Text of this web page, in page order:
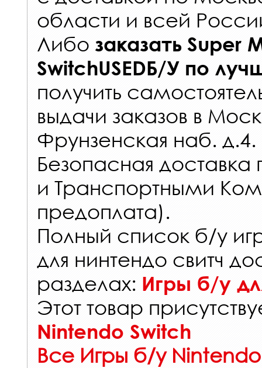
области и всей
Либо заказать Super
SwitchUSEDБ/У по
получить
выдачи заказов в
Фрунзенская наб. д.4.
Безопасная
и Транспортными
предоплата).
Полный список б/у
для нинтендо свитч
разделах: Игры б/у
Этот товар
Nintendo Switch
Все Игры б/у Nintendo